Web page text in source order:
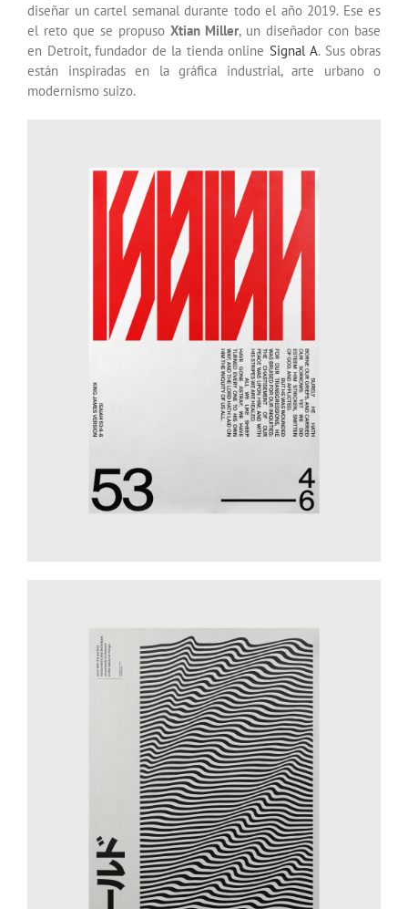
diseñar un cartel semanal durante todo el año 2019. Ese es
el reto que se propuso Xtian Miller, un diseñador con base
en Detroit, fundador de la tienda online Signal A. Sus obras
están inspiradas en la gráfica industrial, arte urbano o
modernismo suizo.